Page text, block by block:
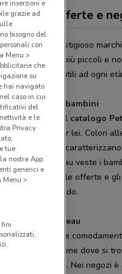
Bateau, offerte e
è un prestigioso
per i più piccoli e
utili ad ogni
per bambini
puoi sfogliare il catalogo
per lui e per lei. Colori
elementi che
Petit Bateau veste i
scopri quindi le offerte e
dei prezzi in saldo.
Petit Bateau
poter comprare
con DoveConviene dove si
della tua zona. Nei negozi
inserzioni e
grazie ad
bisogno del
con
Menu >
che
su
hai navigato
caso in cui
del
e le
Privacy
tue
nostra App.
generici e
Menu >
fini